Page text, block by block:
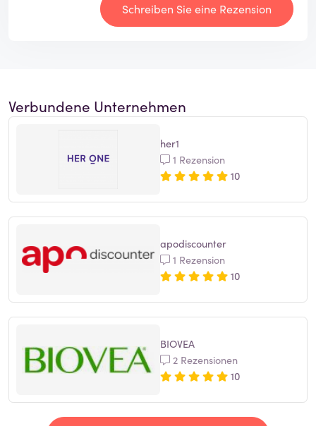
Schreiben Sie eine Rezension
Verbundene Unternehmen
her1
1 Rezension
10
apodiscounter
1 Rezension
10
BIOVEA
2 Rezensionen
10